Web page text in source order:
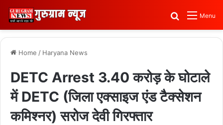
Menu
Search for
Home / Haryana News
DETC Arrest 3.40 करोड़ के घोटाले
में DETC (जिला एक्साइज एंड टैक्सेशन
कमिश्नर) सरोज देवी गिरफ्तार